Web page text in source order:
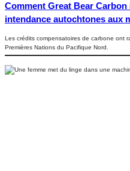
Comment Great Bear
intendance autochtones aux
Les crédits compensatoires de carbone ont
Premières Nations du Pacifique Nord.